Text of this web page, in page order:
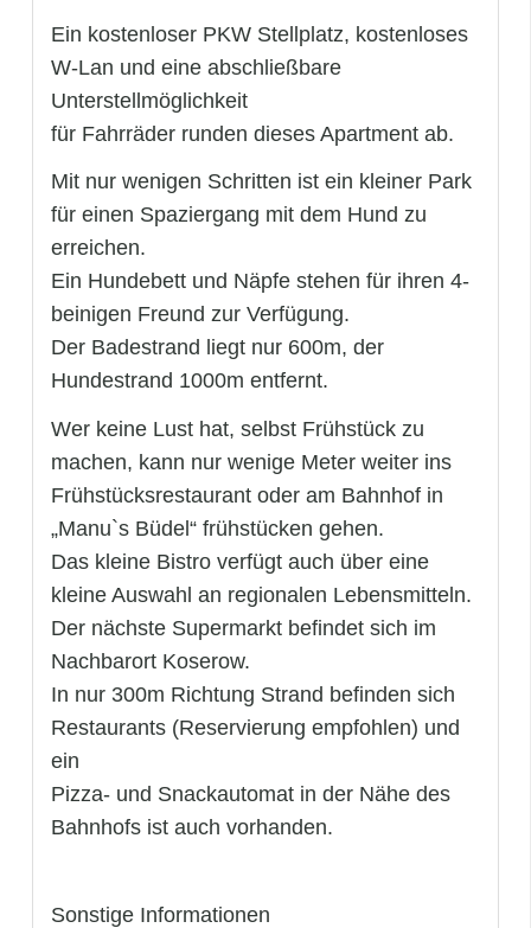
Ein kostenloser PKW Stellplatz, kostenloses
W-Lan und eine abschließbare
Unterstellmöglichkeit
für Fahrräder runden dieses Apartment ab.
Mit nur wenigen Schritten ist ein kleiner Park
für einen Spaziergang mit dem Hund zu
erreichen.
Ein Hundebett und Näpfe stehen für ihren 4-
beinigen Freund zur Verfügung.
Der Badestrand liegt nur 600m, der
Hundestrand 1000m entfernt.
Wer keine Lust hat, selbst Frühstück zu
machen, kann nur wenige Meter weiter ins
Frühstücksrestaurant oder am Bahnhof in
„Manu`s Büdel“ frühstücken gehen.
Das kleine Bistro verfügt auch über eine
kleine Auswahl an regionalen Lebensmitteln.
Der nächste Supermarkt befindet sich im
Nachbarort Koserow.
In nur 300m Richtung Strand befinden sich
Restaurants (Reservierung empfohlen) und
ein
Pizza- und Snackautomat in der Nähe des
Bahnhofs ist auch vorhanden.
Sonstige Informationen